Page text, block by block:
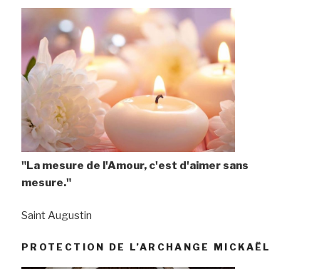
"La mesure de l'Amour, c'est d'aimer sans
mesure."
Saint Augustin
PROTECTION DE L’ARCHANGE MICKAËL